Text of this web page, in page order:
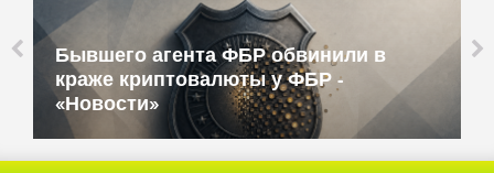
Бывшего агента ФБР обвинили в
краже криптовалюты у ФБР -
«Новости»